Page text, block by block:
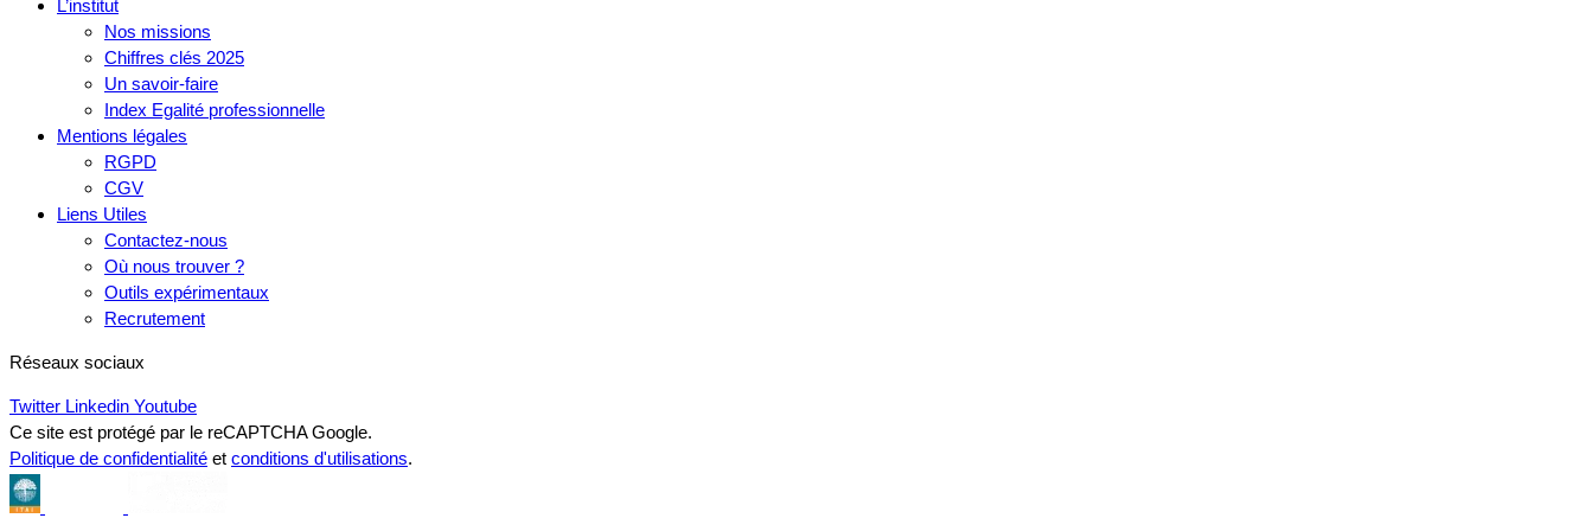
L’institut
Nos missions
Chiffres clés 2025
Un savoir-faire
Index Egalité professionnelle
Mentions légales
RGPD
CGV
Liens Utiles
Contactez-nous
Où nous trouver ?
Outils expérimentaux
Recrutement
Réseaux sociaux
Twitter Linkedin Youtube
Ce site est protégé par le reCAPTCHA Google.
Politique de confidentialité et conditions d'utilisations.